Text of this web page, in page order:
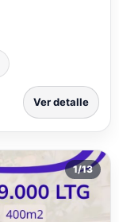
Ver detalle
1/13